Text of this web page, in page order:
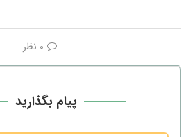
0 نظر
پیام بگذارید